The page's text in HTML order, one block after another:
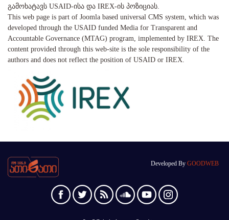
გამოხატავს USAID-ისა და IREX-ის პოზიციას.
This web page is part of Joomla based universal CMS system, which was
developed through the USAID funded Media for Transparent and
Accountable Governance (MTAG) program, implemented by IREX. The
content provided through this web-site is the sole responsibility of the
authors and does not reflect the position of USAID or IREX.
Developed By GOODWEB